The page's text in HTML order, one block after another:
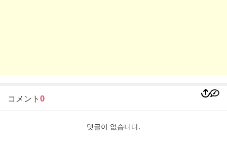
コメント0
댓글이 없습니다.